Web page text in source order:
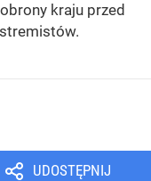
kraju przed
UDOSTĘPNIJ